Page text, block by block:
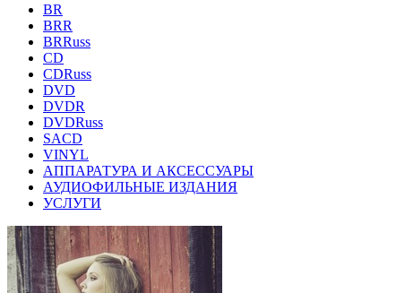
BR
BRR
BRRuss
CD
CDRuss
DVD
DVDR
DVDRuss
SACD
VINYL
АППАРАТУРА И АКСЕССУАРЫ
АУДИОФИЛЬНЫЕ ИЗДАНИЯ
УСЛУГИ